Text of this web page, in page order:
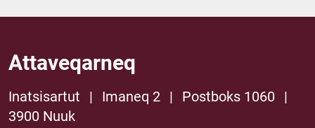
Attaveqarneq
Inatsisartut | Imaneq 2 | Postboks 1060
|
3900 Nuuk